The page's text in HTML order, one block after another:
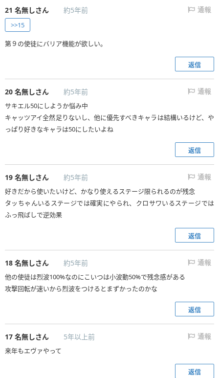
21 名無しさん 約5年前 通報
>>15
第９の使徒にバリア機能が欲しい。
返信
20 名無しさん 約5年前 通報
サキエル50にしようか悩み中
キャッツアイ全然足りないし、他に優先すべきキャラは結構いるけど、や
っぱり好きなキャラは50にしたいよね
返信
19 名無しさん 約5年前 通報
好きだから使いたいけど、かなり使えるステージ限られるのが残念
タッちゃんいるステージでは確実にやられ、クロサワいるステージでは
ふっ飛ばしで逆効果
返信
18 名無しさん 約5年前 通報
他の使徒は烈波100%なのにこいつは小波動50%で残念感がある
攻撃回転が速いから烈波をつけるとまずかったのかな
返信
17 名無しさん 5年以上前 通報
来年もエヴァやって
返信